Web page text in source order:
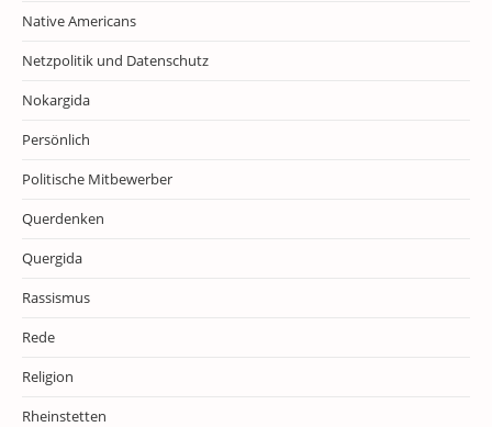
Native Americans
Netzpolitik und Datenschutz
Nokargida
Persönlich
Politische Mitbewerber
Querdenken
Quergida
Rassismus
Rede
Religion
Rheinstetten